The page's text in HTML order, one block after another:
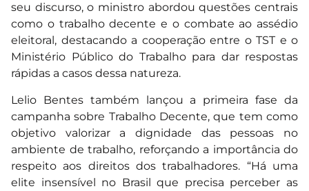
seu discurso, o ministro abordou questões centrais
como o trabalho decente e o combate ao assédio
eleitoral, destacando a cooperação entre o TST e o
Ministério Público do Trabalho para dar respostas
rápidas a casos dessa natureza.
Lelio Bentes também lançou a primeira fase da
campanha sobre Trabalho Decente, que tem como
objetivo valorizar a dignidade das pessoas no
ambiente de trabalho, reforçando a importância do
respeito aos direitos dos trabalhadores. “Há uma
elite insensível no Brasil que precisa perceber as